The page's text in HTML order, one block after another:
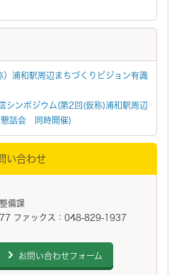
）浦和駅周辺まちづくりビジョン有識
シンポジウム(第2回(仮称)浦和駅周辺
懇話会 同時開催)
い合わせ
整備課
ファックス：048-829-1937
お問い合わせフォーム